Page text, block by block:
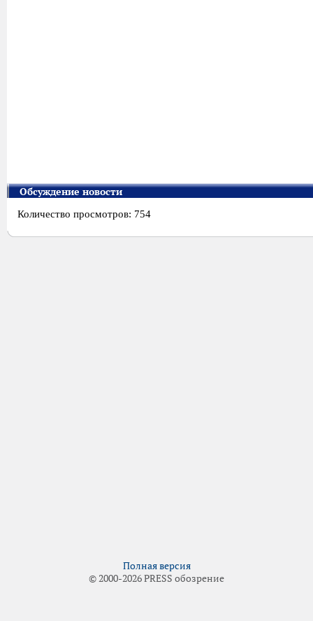
Обсуждение новости
Количество просмотров: 754
Полная версия
© 2000-2026 PRESS обозрение